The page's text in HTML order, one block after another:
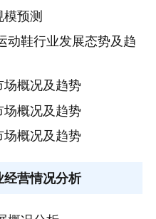
预测
动鞋行业发展态势及趋
场概况及趋势
场概况及趋势
场概况及趋势
经营情况分析